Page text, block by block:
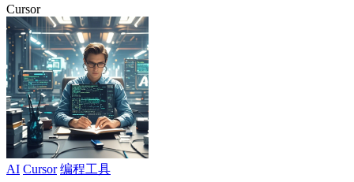
Cursor
AI Cursor 编程工具